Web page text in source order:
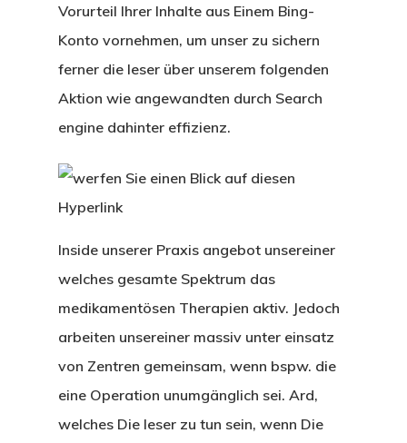
Vorurteil Ihrer Inhalte aus Einem Bing-
Konto vornehmen, um unser zu sichern
ferner die leser über unserem folgenden
Aktion wie angewandten durch Search
engine dahinter effizienz.
Inside unserer Praxis angebot unsereiner
welches gesamte Spektrum das
medikamentösen Therapien aktiv. Jedoch
arbeiten unsereiner massiv unter einsatz
von Zentren gemeinsam, wenn bspw. die
eine Operation unumgänglich sei. Ard,
welches Die leser zu tun sein, wenn Die